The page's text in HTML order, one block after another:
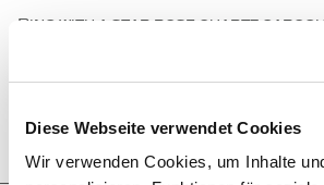
Diese Webseite verwendet Cookies
Wir verwenden Cookies, um Inhalte
Ring with a star rose quartz
multicolored sapphires, set in
Rose
ring star rose
INQUIRY